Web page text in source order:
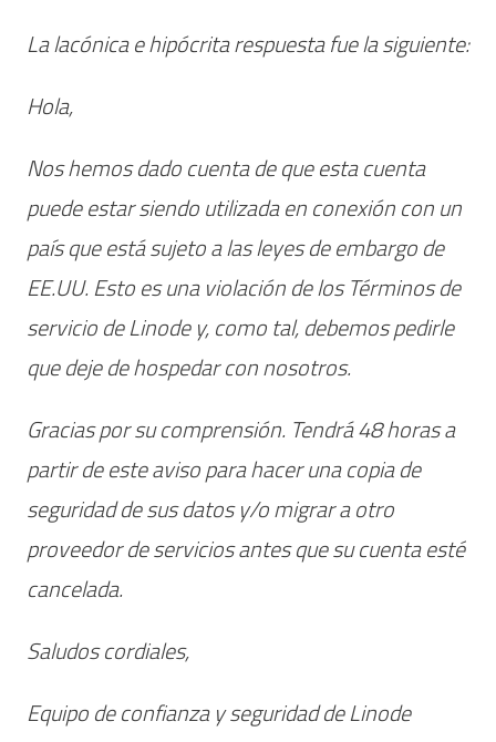
La lacónica e hipócrita respuesta fue la siguiente:
Hola,
Nos hemos dado cuenta de que esta cuenta
puede estar siendo utilizada en conexión con un
país que está sujeto a las leyes de embargo de
EE.UU. Esto es una violación de los Términos de
servicio de Linode y, como tal, debemos pedirle
que deje de hospedar con nosotros.
Gracias por su comprensión. Tendrá 48 horas a
partir de este aviso para hacer una copia de
seguridad de sus datos y/o migrar a otro
proveedor de servicios antes que su cuenta esté
cancelada.
Saludos cordiales,
Equipo de confianza y seguridad de Linode